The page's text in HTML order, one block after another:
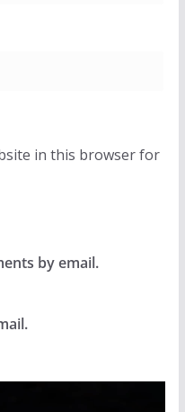
in this browser for
by email.